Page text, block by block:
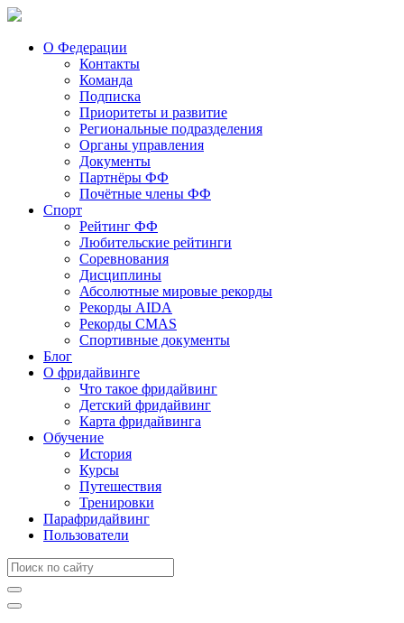
О Федерации
Контакты
Команда
Подписка
Приоритеты и развитие
Региональные подразделения
Органы управления
Документы
Партнёры ФФ
Почётные члены ФФ
Спорт
Рейтинг ФФ
Любительские рейтинги
Соревнования
Дисциплины
Абсолютные мировые рекорды
Рекорды AIDA
Рекорды CMAS
Спортивные документы
Блог
О фридайвинге
Что такое фридайвинг
Детский фридайвинг
Карта фридайвинга
Обучение
История
Курсы
Путешествия
Тренировки
Парафридайвинг
Пользователи